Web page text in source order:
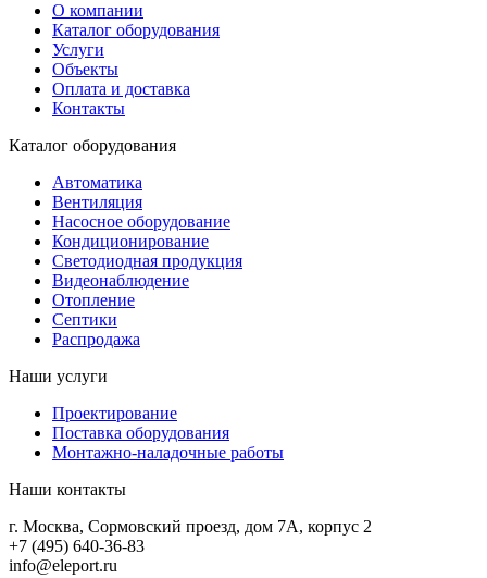
О компании
Каталог оборудования
Услуги
Объекты
Оплата и доставка
Контакты
Каталог оборудования
Автоматика
Вентиляция
Насосное оборудование
Кондиционирование
Светодиодная продукция
Видеонаблюдение
Отопление
Септики
Распродажа
Наши услуги
Проектирование
Поставка оборудования
Монтажно-наладочные работы
Наши контакты
г. Москва, Сормовский проезд, дом 7А, корпус 2
+7 (495) 640-36-83
info@eleport.ru